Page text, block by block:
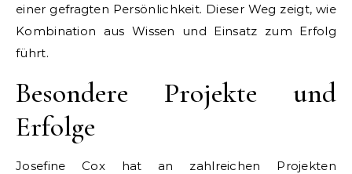
einer gefragten Persönlichkeit. Dieser Weg zeigt, wie
Kombination aus Wissen und Einsatz zum Erfolg
führt.
Besondere Projekte und
Erfolge
Josefine Cox hat an zahlreichen Projekten